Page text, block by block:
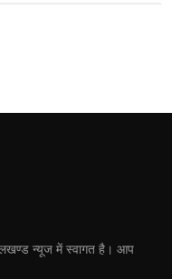
न्यूज में स्वागत है। आप